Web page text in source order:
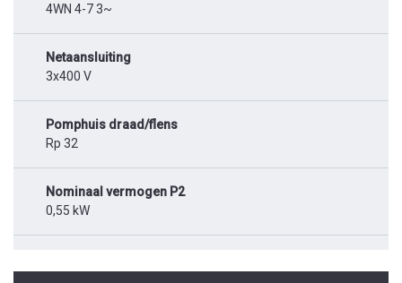
4WN 4-7 3~
Netaansluiting
3x400 V
Pomphuis draad/flens
Rp 32
Nominaal vermogen P2
0,55 kW